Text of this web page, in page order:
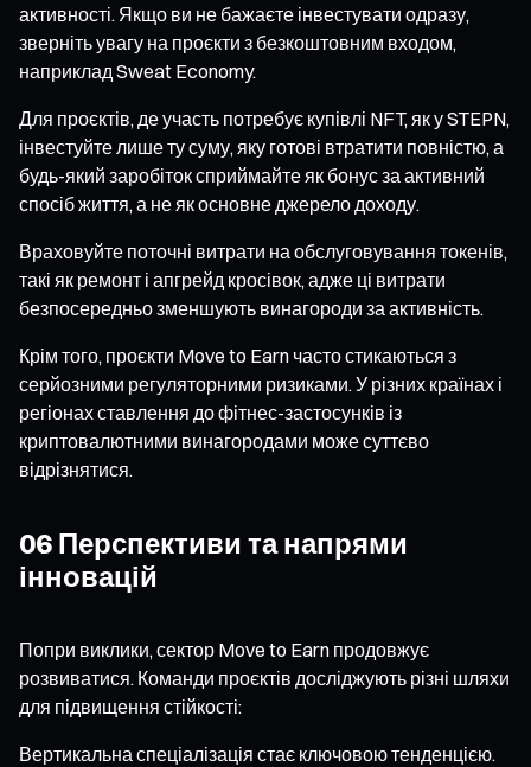
активності. Якщо ви не бажаєте інвестувати одразу,
зверніть увагу на проєкти з безкоштовним входом,
наприклад Sweat Economy.
Для проєктів, де участь потребує купівлі NFT, як у STEPN,
інвестуйте лише ту суму, яку готові втратити повністю, а
будь-який заробіток сприймайте як бонус за активний
спосіб життя, а не як основне джерело доходу.
Враховуйте поточні витрати на обслуговування токенів,
такі як ремонт і апгрейд кросівок, адже ці витрати
безпосередньо зменшують винагороди за активність.
Крім того, проєкти Move to Earn часто стикаються з
серйозними регуляторними ризиками. У різних країнах і
регіонах ставлення до фітнес-застосунків із
криптовалютними винагородами може суттєво
відрізнятися.
06 Перспективи та напрями
інновацій
Попри виклики, сектор Move to Earn продовжує
розвиватися. Команди проєктів досліджують різні шляхи
для підвищення стійкості:
Вертикальна спеціалізація стає ключовою тенденцією.